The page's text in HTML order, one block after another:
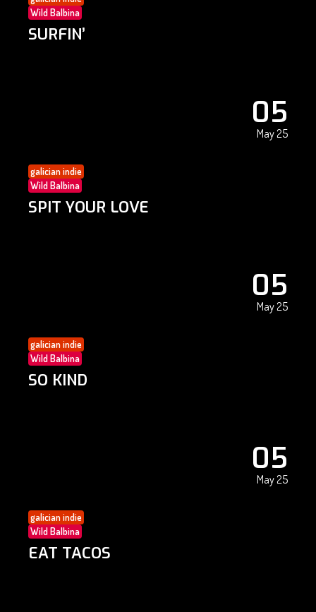
Wild Balbina
SURFIN’
05
May 25
galician indie
Wild Balbina
SPIT YOUR LOVE
05
May 25
galician indie
Wild Balbina
SO KIND
05
May 25
galician indie
Wild Balbina
EAT TACOS